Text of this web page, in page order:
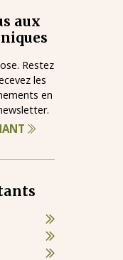
aux
Restez
les
en